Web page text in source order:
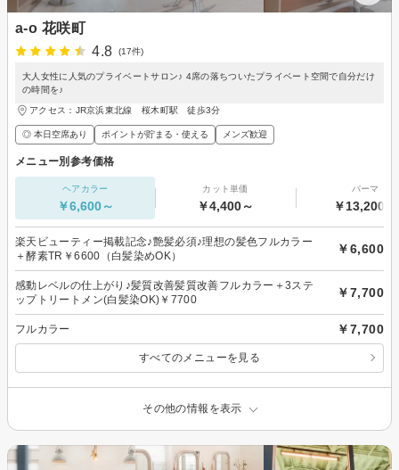
a-o 花咲町
4.8
(17件)
大人女性に人気のプライベートサロン♪ 4席の落ちついたプライベート空間で自分だけ
の時間を♪
アクセス：JR京浜東北線 桜木町駅 徒歩3分
◎ 本日空席あり ポイントが貯まる・使える メンズ歓迎
メニュー別参考価格
ヘアカラー
￥6,600～
カット単価
￥4,400～
パーマ
￥13,200～
楽天ビューティー掲載記念♪艶髪必須♪理想の髪色フルカラー
＋酵素TR￥6600（白髪染めOK）
￥6,600
感動レベルの仕上がり♪髪質改善髪質改善フルカラー＋3ステ
ップトリートメン(白髪染OK)￥7700
￥7,700
フルカラー ￥7,700
すべてのメニューを見る
その他の情報を表示